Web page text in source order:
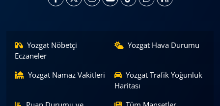
Yozgat Nöbetçi
Eczaneler
Yozgat Hava Durumu
Yozgat Namaz Vakitleri
Yozgat Trafik Yoğunluk
Haritası